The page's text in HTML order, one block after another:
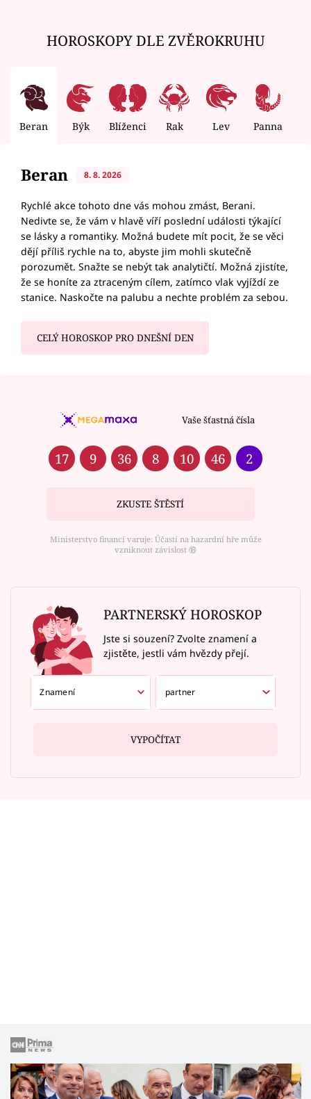
HOROSKOPY DLE ZVĚROKRUHU
Beran Býk Blíženci Rak Lev Panna
Beran 8. 8. 2026
Rychlé akce tohoto dne vás mohou zmást, Berani.
Nedivte se, že vám v hlavě víří poslední události týkající
se lásky a romantiky. Možná budete mít pocit, že se věci
dějí příliš rychle na to, abyste jim mohli skutečně
porozumět. Snažte se nebýt tak analytičtí. Možná zjistíte,
že se honíte za ztraceným cílem, zatímco vlak vyjíždí ze
stanice. Naskočte na palubu a nechte problém za sebou.
CELÝ HOROSKOP PRO DNEŠNÍ DEN
Vaše šťastná čísla
17 9 36 8 10 46 2
ZKUSTE ŠTĚSTÍ
Ministerstvo financí varuje: Účastí na hazardní hře může
vzniknout závislost ⑱
PARTNERSKÝ HOROSKOP
Jste si souzení? Zvolte znamení a
zjistěte, jestli vám hvězdy přejí.
VYPOČÍTAT